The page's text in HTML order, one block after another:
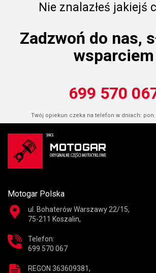
Nie znalazłeś jakiejś
Zadzwoń do nas,
wsparciem
699 570
Twój opiekun czeka na telefon w dniach: pon.
Motogar Polska
ul. Bohaterów Warszawy 22/15,
75-211 Koszalin,
Telefon:
699 570 067
REGON 363609381,